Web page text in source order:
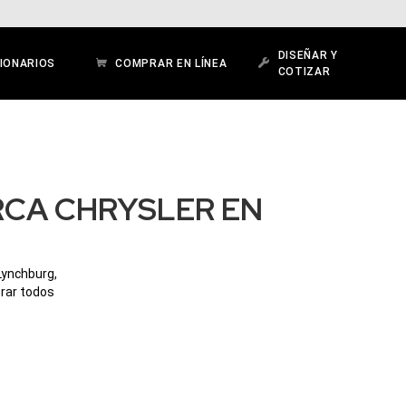
COMPRAR EN LÍNEA
DISEÑAR Y
COTIZAR
CHRYSLER EN
todos